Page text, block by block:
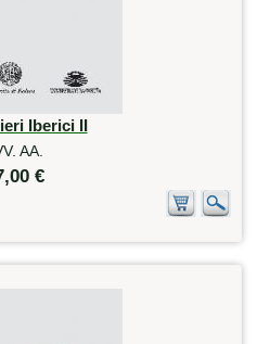
Iberici II
AA.
€